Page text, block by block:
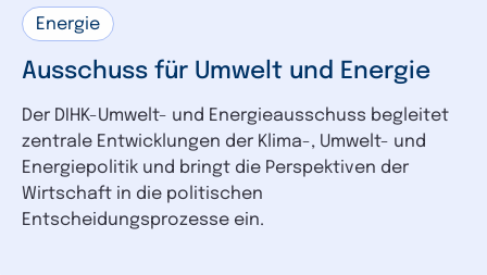
Energie
Ausschuss für Umwelt und Energie
Der DIHK-Umwelt- und Energieausschuss begleitet
zentrale Entwicklungen der Klima-, Umwelt- und
Energiepolitik und bringt die Perspektiven der
Wirtschaft in die politischen
Entscheidungsprozesse ein.